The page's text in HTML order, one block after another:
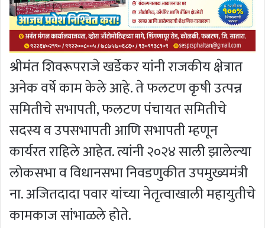
श्रीमंत शिवरूपराजे खर्डेकर यांनी राजकीय क्षेत्रात
अनेक वर्षे काम केले आहे. ते फलटण कृषी उत्पन्न
समितीचे सभापती, फलटण पंचायत समितीचे
सदस्य व उपसभापती आणि सभापती म्हणून
कार्यरत राहिले आहेत. त्यांनी २०२४ साली झालेल्या
लोकसभा व विधानसभा निवडणुकीत उपमुख्यमंत्री
ना. अजितदादा पवार यांच्या नेतृत्वाखाली महायुतीचे
कामकाज सांभाळले होते.